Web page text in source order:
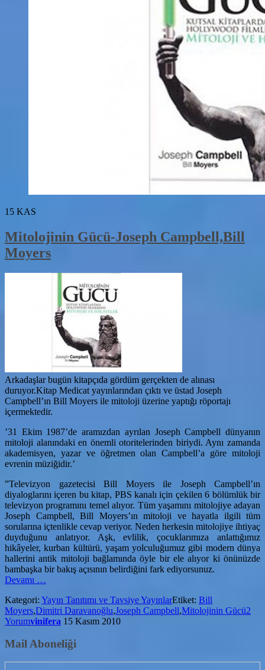
15 KAS
Mitolojinin Gücü-Joseph Campbell,Bill
Moyers
Arkadaşlar bugün kitapçıda gördüm gerçekten de alınası
duruyor.Kitap Medicat yayınlarından çıktı ve üstad Joseph
Campbell’ın Bill Moyers ile mitoloji üzerine yaptığı röportajı
içermektedir.
’31 Ekim 1987’de aramızdan ayrılan Joseph Campbell dünyanın
mitoloji alanındaki en önemli otoritelerinden biriydi. Aynı zamanda
akademisyen, yazar ve öğretmen olan Campbell’a göre mitoloji
evrenin müziğidir.’
”Televizyon gazetecisi Bill Moyers ile Joseph Campbell’ın
diyaloglarını içeren bu kitap, PBS kanalı için çekilen 6 bölümlük bir
televizyon programını temel alıyor. Tüm yaşamını mitolojiye adayan
Joseph Campbell, Bill Moyers’ın mitoloji ve hayatla ilgili tüm
sorularına içtenlikle cevap veriyor. Neden herkesin mitolojiye ihtiyaç
duyduğunu anlatıyor. Aşk, evlilik, çocuklarımıza anlattığımız
hikâyeler, kurban kültürü, yaşam yolculuğumuz gibi modern dünya
hallerini antik mitoloji bağlamında öyle bir ele alıyor ki önünüzde
bambaşka bir bakış açısının belirdiğini fark ediyorsunuz.
Devamı
Joseph
Campbell,Bill
Moyers
…
Kategori: Yayın Tanıtımı ve Tavsiye YayınlarEtiket: Bill
Moyers,Dimitri Daravanoğlu,Joseph Campbell,Mitolojinin Gücü2
Yorumvinifera 15 Kasım 2010
Mail Aboneliği